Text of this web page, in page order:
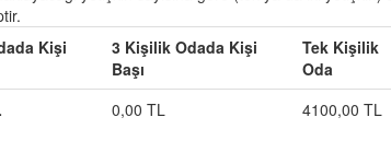
Kişi
3 Kişilik Odada Kişi
Başı
Tek Kişilik
Oda
0,00 TL 4100,00 TL